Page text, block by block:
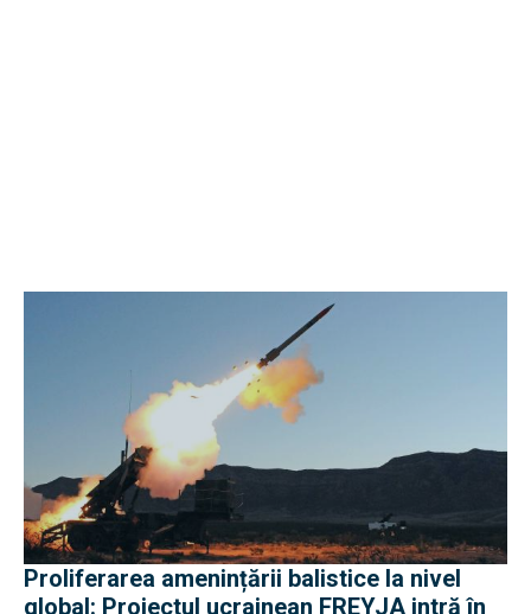
Proliferarea amenințării balistice la nivel
global: Proiectul ucrainean FREYJA intră în